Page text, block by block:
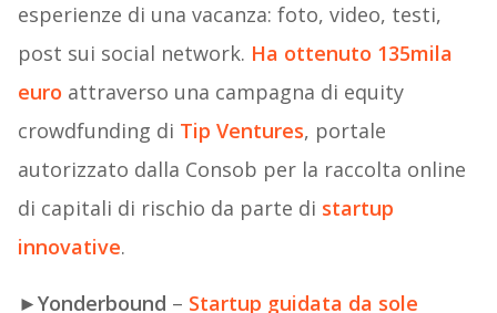
esperienze di una vacanza: foto, video, testi,
post sui social network. Ha ottenuto 135mila
euro attraverso una campagna di equity
crowdfunding di Tip Ventures, portale
autorizzato dalla Consob per la raccolta online
di capitali di rischio da parte di startup
innovative.
►Yonderbound – Startup guidata da sole